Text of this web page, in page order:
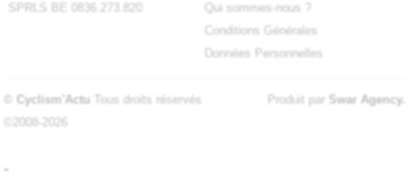
SPRLS BE 0836.273.820
Qui sommes-nous ?
Conditions Générales
Données Personnelles
© Cyclism'Actu Tous droits réservés
©2008-2026
Produit par Swar Agency.
-